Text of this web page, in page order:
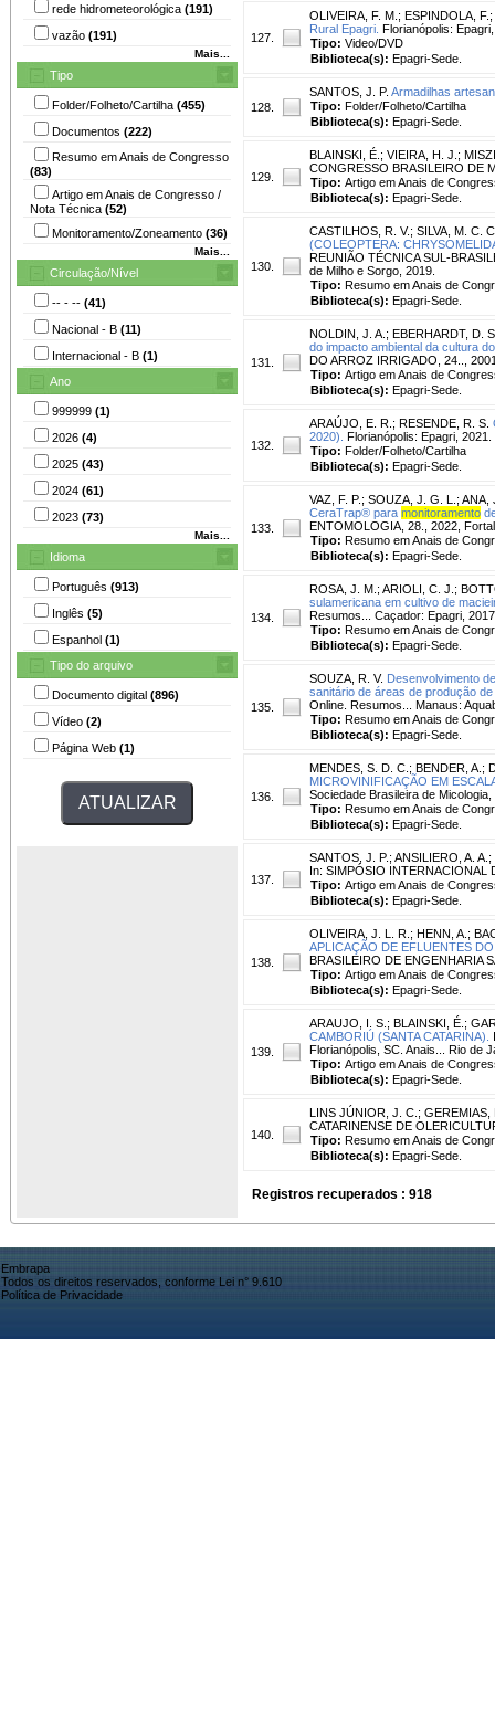
rede hidrometeorológica (191)
vazão (191)
Mais...
Tipo
Folder/Folheto/Cartilha (455)
Documentos (222)
Resumo em Anais de Congresso
(83)
Artigo em Anais de Congresso /
Nota Técnica (52)
Monitoramento/Zoneamento (36)
Mais...
Circulação/Nível
-- - -- (41)
Nacional - B (11)
Internacional - B (1)
Ano
999999 (1)
2026 (4)
2025 (43)
2024 (61)
2023 (73)
Mais...
Idioma
Português (913)
Inglês (5)
Espanhol (1)
Tipo do arquivo
Documento digital (896)
Vídeo (2)
Página Web (1)
127.
OLIVEIRA, F. M. ; ESPINDOLA, F. ;
Rural Epagri. Florianópolis:
Tipo: Video/DVD
Biblioteca(s): Epagri-Sede.
128.
SANTOS, J. P. Armadilhas
Tipo: Folder/Folheto/Cartilha
Biblioteca(s): Epagri-Sede.
129.
BLAINSKI, É. ; VIEIRA, H. J. ;
CONGRESSO BRASILEIRO DE
Tipo: Artigo em Anais de
Biblioteca(s): Epagri-Sede.
130.
CASTILHOS, R. V.; SILVA, M. C.
(COLEOPTERA:
REUNIÃO TÉCNICA SUL-
de Milho e Sorgo, 2019.
Tipo: Resumo em Anais de
Biblioteca(s): Epagri-Sede.
131.
NOLDIN, J. A. ; EBERHARDT, D.
do impacto ambiental da cultura
DO ARROZ IRRIGADO, 24..,
Tipo: Artigo em Anais de
Biblioteca(s): Epagri-Sede.
132.
ARAÚJO, E. R. ; RESENDE, R. S.
2020). Florianópolis: Epagri, 2021.
Tipo: Folder/Folheto/Cartilha
Biblioteca(s): Epagri-Sede.
133.
VAZ, F. P. ; SOUZA, J. G. L. ; ANA,
CeraTrap® para monitoramento
ENTOMOLOGIA, 28., 2022,
Tipo: Resumo em Anais de
Biblioteca(s): Epagri-Sede.
134.
ROSA, J. M. ; ARIOLI, C. J. ;
sulamericana em cultivo de
Resumos... Caçador: Epagri,
Tipo: Resumo em Anais de
Biblioteca(s): Epagri-Sede.
135.
SOUZA, R. V. Desenvolvimento
sanitário de áreas de produção
Online. Resumos... Manaus:
Tipo: Resumo em Anais de
Biblioteca(s): Epagri-Sede.
136.
MENDES, S. D. C. ; BENDER, A. ;
MICROVINIFICAÇÃO EM
Sociedade Brasileira de Micologia,
Tipo: Resumo em Anais de
Biblioteca(s): Epagri-Sede.
137.
SANTOS, J. P. ; ANSILIERO, A. A. ;
In: SIMPÓSIO INTERNACIONAL
Tipo: Artigo em Anais de
Biblioteca(s): Epagri-Sede.
138.
OLIVEIRA, J. L. R. ; HENN, A. ;
APLICAÇÃO DE EFLUENTES
BRASILEIRO DE ENGENHARIA
Tipo: Artigo em Anais de
Biblioteca(s): Epagri-Sede.
139.
ARAUJO, I. S. ; BLAINSKI, É. ;
CAMBORIÚ (SANTA CATARINA).
Florianópolis, SC. Anais... Rio de
Tipo: Artigo em Anais de
Biblioteca(s): Epagri-Sede.
140.
LINS JÚNIOR, J. C. ; GEREMIAS,
CATARINENSE DE
Tipo: Resumo em Anais de
Biblioteca(s): Epagri-Sede.
Registros recuperados : 918
Embrapa
Todos os direitos reservados, conforme Lei n° 9.610
Política de Privacidade